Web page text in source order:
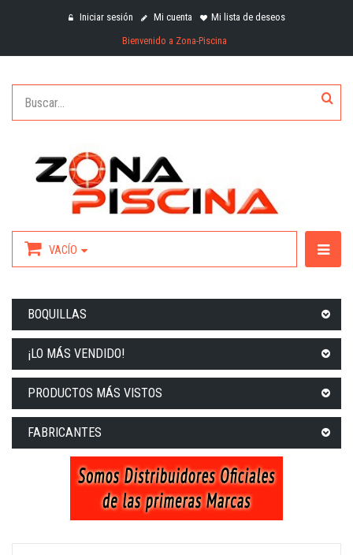
Iniciar sesión Mi cuenta
Mi lista de deseos
Bienvenido a Zona-Piscina
VACÍO
BOQUILLAS
¡LO MÁS VENDIDO!
PRODUCTOS MÁS VISTOS
FABRICANTES